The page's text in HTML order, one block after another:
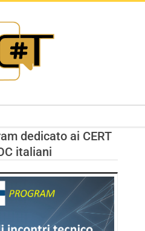
dedicato ai CERT
italiani